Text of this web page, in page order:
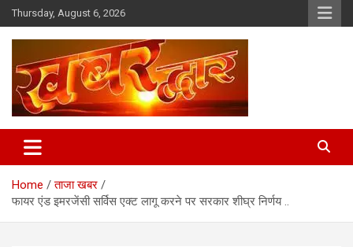
Skip
to
content
Thursday, August 6, 2026
Khabar Dwar
Home
ताजा खबर
फायर एंड इमरजेंसी सर्विस एक्ट लागू करने पर सरकार शीघ्र निर्णय ..